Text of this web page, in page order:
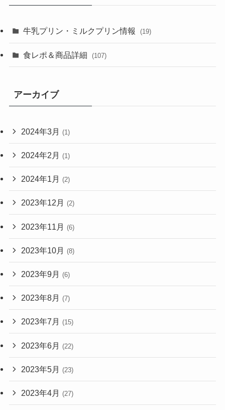
牛乳プリン・ミルクプリン情報 (19)
食レポ＆商品詳細 (107)
アーカイブ
2024年3月 (1)
2024年2月 (1)
2024年1月 (2)
2023年12月 (2)
2023年11月 (6)
2023年10月 (8)
2023年9月 (6)
2023年8月 (7)
2023年7月 (15)
2023年6月 (22)
2023年5月 (23)
2023年4月 (27)